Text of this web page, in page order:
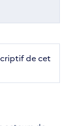
de cet